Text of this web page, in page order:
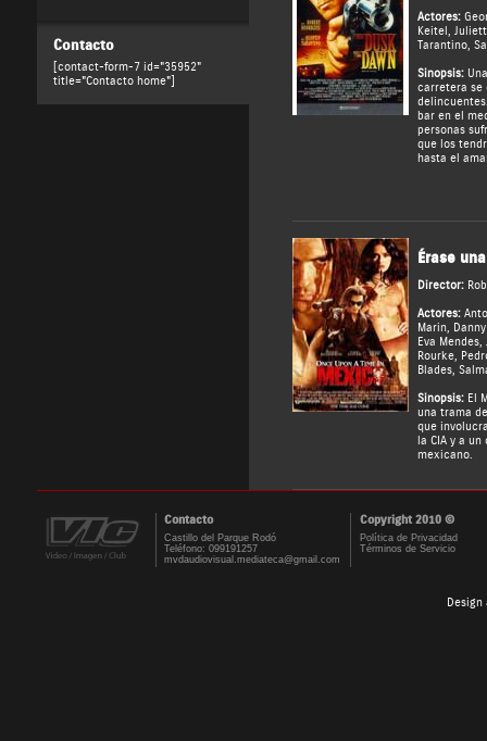
Contacto
[contact-form-7 id="35952"
title="Contacto home"]
Actores:
Keitel ,
Tarantino,
Sinopsis:
carretera se
bar en el
personas
que los
hasta el
Érase
Director:
Actores:
Marin,
Eva Mendes,
Rourke,
Blades,
Sinopsis:El
una trama
que
la CIA y a
mexicano.
Contacto Copyright 2010 ©
Castillo del Parque Rodó
Teléfono: 099191257
mvdaudiovisual.mediateca@gmail.com
Política de Privacidad
Términos de Servicio